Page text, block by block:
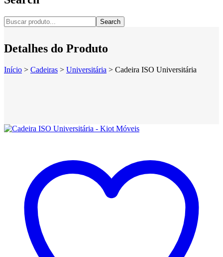
Search
Detalhes do Produto
Início > Cadeiras > Universitária > Cadeira ISO Universitária